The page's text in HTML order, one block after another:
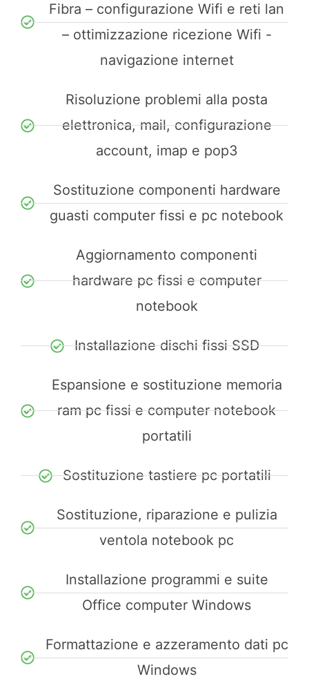
Fibra – configurazione Wifi e reti lan
– ottimizzazione ricezione Wifi -
navigazione internet
Risoluzione problemi alla posta
elettronica, mail, configurazione
account, imap e pop3
Sostituzione componenti hardware
guasti computer fissi e pc notebook
Aggiornamento componenti
hardware pc fissi e computer
notebook
Installazione dischi fissi SSD
Espansione e sostituzione memoria
ram pc fissi e computer notebook
portatili
Sostituzione tastiere pc portatili
Sostituzione, riparazione e pulizia
ventola notebook pc
Installazione programmi e suite
Office computer Windows
Formattazione e azzeramento dati pc
Windows